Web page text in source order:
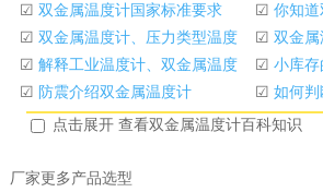
☑ 双金属温度计国家标准要求 ☑ 你知
吗？
☑ 双金属温度计、压力类型温度
计等的分类和性能。温度计
☑ 双金
☑ 解释工业温度计、双金属温度
计的原理，如压力类型温度计
☑ 小库
温度计
☑ 防震介绍双金属温度计 ☑ 如何
点击展开 查看双金属温度计百科知识
厂家更多产品选型